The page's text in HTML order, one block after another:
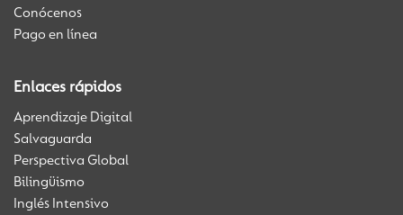
Conócenos
Pago en línea
Enlaces rápidos
Aprendizaje Digital
Salvaguarda
Perspectiva Global
Bilingüismo
Inglés Intensivo